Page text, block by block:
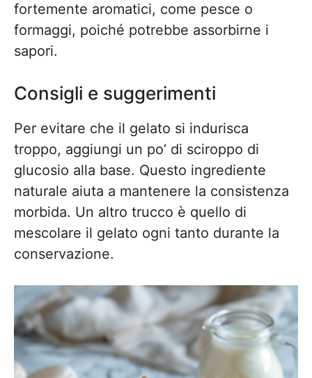
fortemente aromatici, come pesce o
formaggi, poiché potrebbe assorbirne i
sapori.
Consigli e suggerimenti
Per evitare che il gelato si indurisca
troppo, aggiungi un po’ di sciroppo di
glucosio alla base. Questo ingrediente
naturale aiuta a mantenere la consistenza
morbida. Un altro trucco è quello di
mescolare il gelato ogni tanto durante la
conservazione.